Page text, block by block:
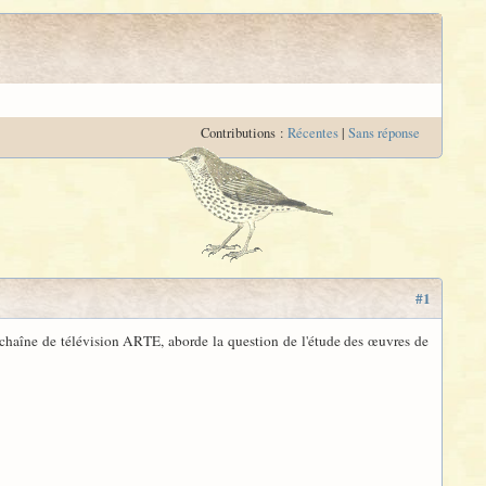
Contributions : Récentes| Sans réponse
#1
de télévision ARTE, aborde la question de l'étude des œuvres de